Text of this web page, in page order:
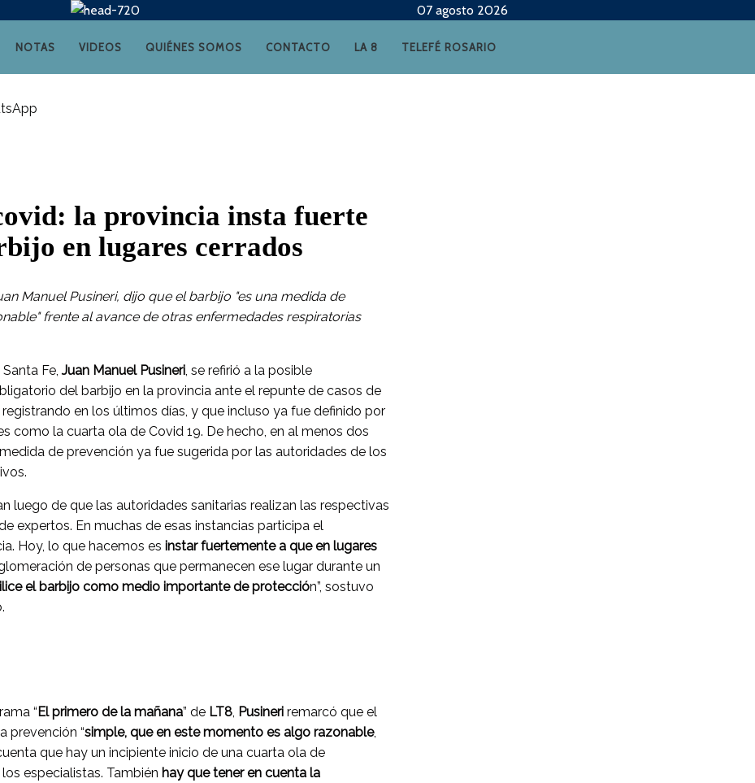
07 agosto 2026
NOTAS VIDEOS QUIÉNES SOMOS CONTACTO LA 8 TELEFÉ ROSARIO
la provincia insta fuerte
en lugares cerrados
Manuel Pusineri, dijo que el barbijo "es una medida de
frente al avance de otras enfermedades respiratorias
Fe, Juan Manuel Pusineri, se refirió a la posible
del barbijo en la provincia ante el repunte de casos de
en los últimos días, y que incluso ya fue definido por
como la cuarta ola de Covid 19. De hecho, en al menos dos
de prevención ya fue sugerida por las autoridades de los
luego de que las autoridades sanitarias realizan las respectivas
expertos. En muchas de esas instancias participa el
Hoy, lo que hacemos es instar fuertemente a que en lugares
de personas que permanecen ese lugar durante un
el barbijo como medio importante de protección”, sostuvo
“El primero de la mañana” de LT8, Pusineri remarcó que el
prevención “simple, que en este momento es algo razonable,
que hay un incipiente inicio de una cuarta ola de
especialistas. También hay que tener en cuenta la